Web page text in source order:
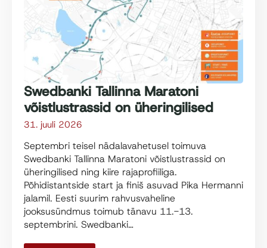
Swedbanki Tallinna Maratoni
võistlustrassid on üheringilised
31. juuli 2026
Septembri teisel nädalavahetusel toimuva
Swedbanki Tallinna Maratoni võistlustrassid on
üheringilised ning kiire rajaprofiiliga.
Põhidistantside start ja finiš asuvad Pika Hermanni
jalamil. Eesti suurim rahvusvaheline
jooksusündmus toimub tänavu 11.-13.
septembrini. Swedbanki…